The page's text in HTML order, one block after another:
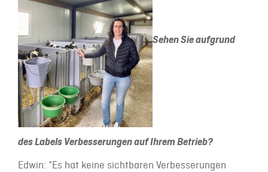
Sehen Sie aufgrund
des Labels Verbesserungen auf Ihrem Betrieb?
Edwin: “Es hat keine sichtbaren Verbesserungen